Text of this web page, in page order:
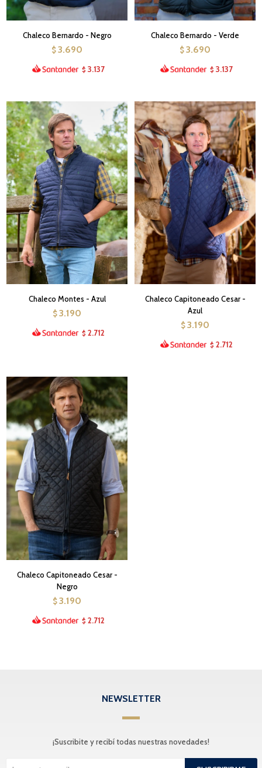
Chaleco Bernardo - Negro
$ 3.690
$ 3.137
Chaleco Bernardo - Verde
$ 3.690
$ 3.137
Chaleco Montes - Azul
$ 3.190
$ 2.712
Chaleco Capitoneado Cesar -
Azul
$ 3.190
$ 2.712
Chaleco Capitoneado Cesar -
Negro
$ 3.190
$ 2.712
NEWSLETTER
¡Suscribite y recibí todas nuestras novedades!